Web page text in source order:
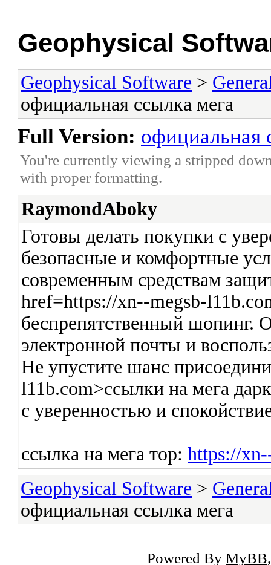
Geophysical
Geophysical Software >
официальная ссылка мега
Full Version: официальная
You're currently viewing a stripped
with proper formatting.
RaymondAboky
Готовы делать покупки с
безопасные и комфортные
современным средствам
href=https://xn--megsb-
беспрепятственный шопинг.
электронной почты и
Не упустите шанс
l11b.com>ссылки на мега
с уверенностью и
ссылка на мега тор: https://
Geophysical Software >
официальная ссылка мега
Powered By MyBB